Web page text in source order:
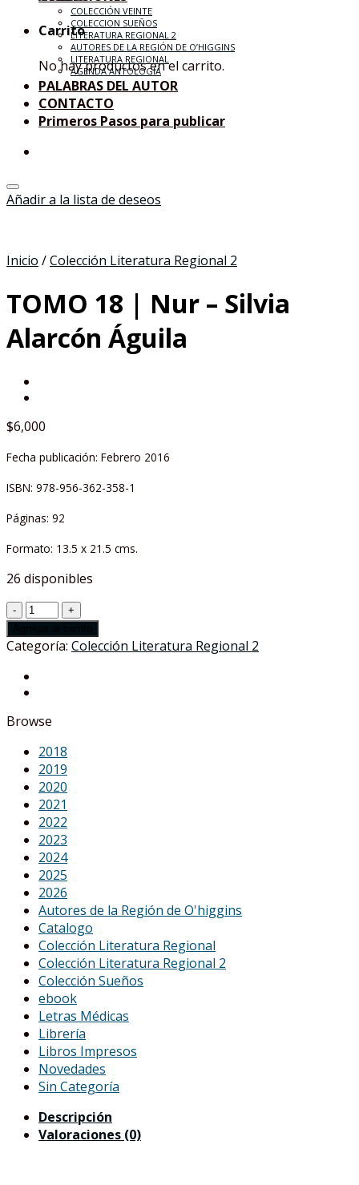
Carrito
No hay productos en el carrito.
COLECCIÓN VEINTE
COLECCION SUEÑOS
LITERATURA REGIONAL 2
AUTORES DE LA REGIÓN DE O’HIGGINS
LITERATURA REGIONAL
AGENDA ANTOLOGÍA
PALABRAS DEL AUTOR
CONTACTO
Primeros Pasos para publicar
Añadir a la lista de deseos
Inicio /Colección Literatura Regional 2
TOMO 18 | Nur – Silvia
Alarcón Águila
$6,000
Fecha publicación: Febrero 2016
ISBN: 978-956-362-358-1
Páginas: 92
Formato: 13.5 x 21.5 cms.
26 disponibles
TOMO
18
|
-
Silvia
Águila
cantidad
Categoría: Colección Literatura Regional 2
Browse
2018
2019
2020
2021
2022
2023
2024
2025
2026
Autores de la Región de O'higgins
Catalogo
Colección Literatura Regional
Colección Literatura Regional 2
Colección Sueños
ebook
Letras Médicas
Librería
Libros Impresos
Novedades
Sin Categoría
Descripción
Valoraciones (0)